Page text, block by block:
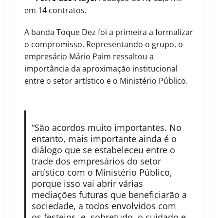
em 14 contratos.
A banda Toque Dez foi a primeira a formalizar
o compromisso. Representando o grupo, o
empresário Mário Paim ressaltou a
importância da aproximação institucional
entre o setor artístico e o Ministério Público.
“São acordos muito importantes. No
entanto, mais importante ainda é o
diálogo que se estabeleceu entre o
trade dos empresários do setor
artístico com o Ministério Público,
porque isso vai abrir várias
mediações futuras que beneficiarão a
sociedade, a todos envolvidos com